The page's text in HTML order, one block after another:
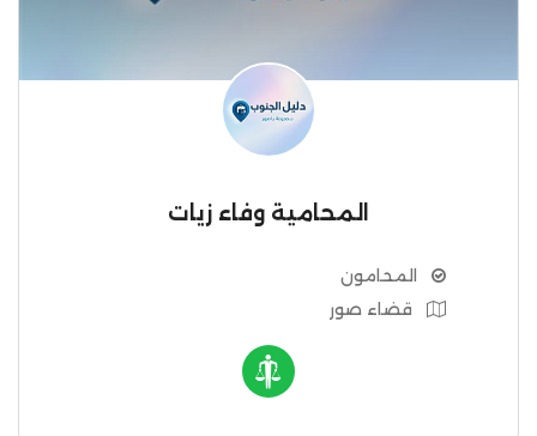
المحامية وفاء زيات
المحامون
قضاء صور